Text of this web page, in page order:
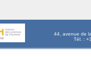
44, avenue de
Tél. :